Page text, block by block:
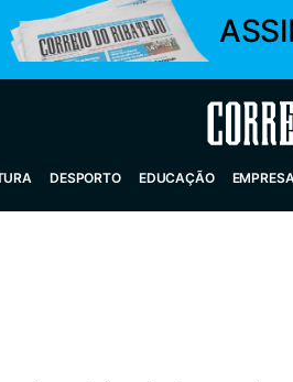
Correio
DESPORTO EDUCAÇÃO